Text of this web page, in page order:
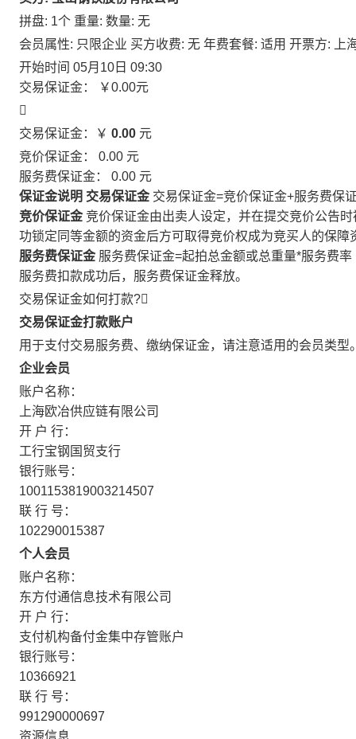
拼盘: 1个 重量: 数量: 无
会员属性: 只限企业 买方收费: 无 年费套餐: 适用 开票方: 上
开始时间 05月10日 09:30
交易保证金：
￥0.00元

交易保证金：￥ 0.00 元
竞价保证金： 0.00 元
服务费保证金： 0.00 元
保证金说明 交易保证金 交易保证金=竞价保证金+服务费保
竞价保证金 竞价保证金由出卖人设定，并在提交竞价公告
功锁定同等金额的资金后方可取得竞价权成为竞买人的保障
服务费保证金 服务费保证金=起拍总金额或总重量*服务费率
服务费扣款成功后，服务费保证金释放。
交易保证金如何打款?
交易保证金打款账户
用于支付交易服务费、缴纳保证金，请注意适用的会员类型
企业会员
账户名称：
上海欧冶供应链有限公司
开 户 行：
工行宝钢国贸支行
银行账号：
1001153819003214507
联 行 号：
102290015387
个人会员
账户名称：
东方付通信息技术有限公司
开 户 行：
支付机构备付金集中存管账户
银行账号：
10366921
联 行 号：
991290000697
资源信息